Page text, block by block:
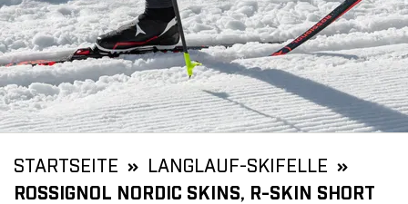
STARTSEITE
LANGLAUF-SKIFELLE
ROSSIGNOL NORDIC SKINS, R-SKIN SHORT